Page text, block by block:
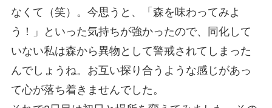
なくて（笑）。今思うと、「森を味わってみよ
う！」といった気持ちが強かったので、同化して
いない私は森から異物として警戒されてしまった
んでしょうね。お互い探り合うような感じがあっ
て心が落ち着きませんでした。